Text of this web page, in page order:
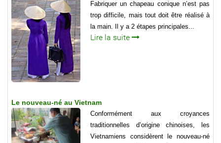
Fabriquer un chapeau conique n’est pas
trop difficile, mais tout doit être réalisé à
la main. Il y a 2 étapes principales...
Lire la suite
Le nouveau-né au Vietnam
Conformément aux croyances
traditionnelles d’origine chinoises, les
Vietnamiens considèrent le nouveau-né